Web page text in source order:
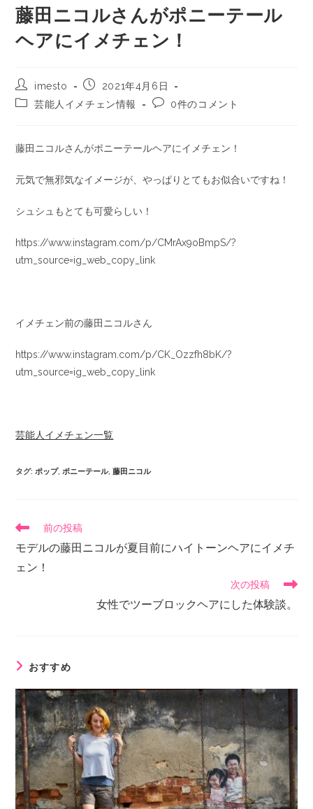
藤田ニコルさんがポニーテール
ヘアにイメチェン！
imesto
2021年4月6日
芸能人イメチェン情報
0件のコメント
藤田ニコルさんがポニーテールヘアにイメチェン！
元気で無邪気なイメージが、やっぱりとてもお似合いですね！
シュシュもとても可愛らしい！
https://www.instagram.com/p/CMrAx9oBmpS/?
utm_source=ig_web_copy_link
イメチェン前の藤田ニコルさん
https://www.instagram.com/p/CK_Ozzfh8bK/?
utm_source=ig_web_copy_link
芸能人イメチェン一覧
タグ:ポップ, ポニーテール, 藤田ニコル
前の投稿
モデルの藤田ニコルが夏目前にハイトーンヘアにイメチ
ェン！
次の投稿
女性でツーブロックヘアにした体験談。
おすすめ